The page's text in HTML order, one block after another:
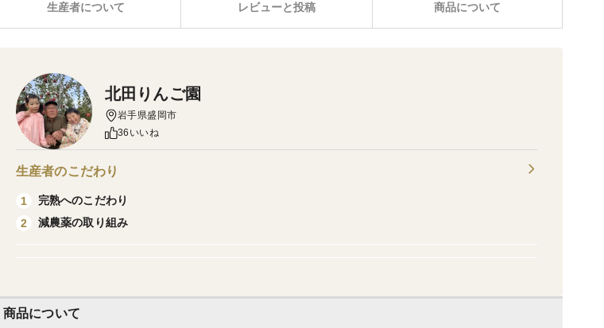
レビューと投稿 商品について
生産者について
商品について
北田りんご園
岩手県盛岡市
36いいね
生産者のこだわり
1
完熟へのこだわり
2
減農薬の取り組み